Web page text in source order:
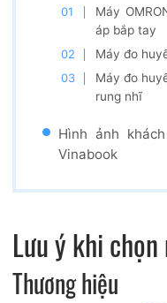
Máy
áp bắp tay
Máy đo
Máy đo
rung nhĩ
Hình ảnh
Vinabook
Lưu ý khi
Thương hiệu